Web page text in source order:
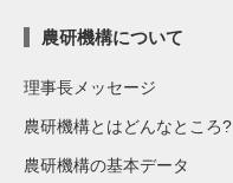
農研機構について
理事長メッセージ
農研機構とはどんなところ?
農研機構の基本データ